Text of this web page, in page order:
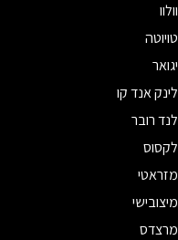
וולוו
טויוטה
יגואר
לינק אנד קו
לנד רובר
לקסוס
מזראטי
מיצובישי
מרצדס